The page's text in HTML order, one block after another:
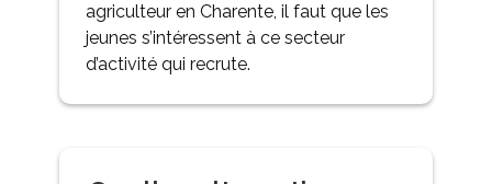
agriculteur en Charente, il faut que les
jeunes s’intéressent à ce secteur
d’activité qui recrute.